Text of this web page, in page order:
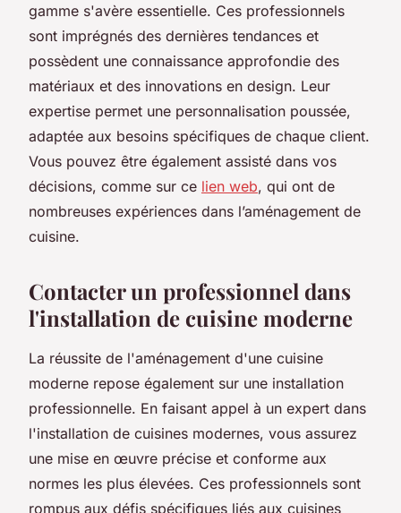
gamme s'avère essentielle. Ces professionnels
sont imprégnés des dernières tendances et
possèdent une connaissance approfondie des
matériaux et des innovations en design. Leur
expertise permet une personnalisation poussée,
adaptée aux besoins spécifiques de chaque client.
Vous pouvez être également assisté dans vos
décisions, comme sur ce lien web, qui ont de
nombreuses expériences dans l’aménagement de
cuisine.
Contacter un professionnel dans
l'installation de cuisine moderne
La réussite de l'aménagement d'une cuisine
moderne repose également sur une installation
professionnelle. En faisant appel à un expert dans
l'installation de cuisines modernes, vous assurez
une mise en œuvre précise et conforme aux
normes les plus élevées. Ces professionnels sont
rompus aux défis spécifiques liés aux cuisines